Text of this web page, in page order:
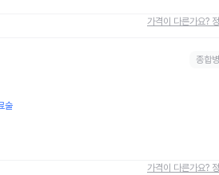
가격이 다른가요?
종합
술
가격이 다른가요?